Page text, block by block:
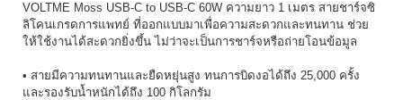
VOLTME Moss USB-C to USB-C 60W ความยาว 1 เมตร สายชาร์จซิ
ลิโคนเกรดการแพทย์ ที่ออกแบบมาเพื่อความสะดวกและทนทาน ช่วย
ให้ใช้งานได้สะดวกยิ่งขึ้น ไม่ว่าจะเป็นการชาร์จหรือถ่ายโอนข้อมูล
• สายมีความทนทานและยืดหยุ่นสูง ทนการบิดงอได้ถึง 25,000 ครั้ง
และรองรับน้ำหนักได้ถึง 100 กิโลกรัม